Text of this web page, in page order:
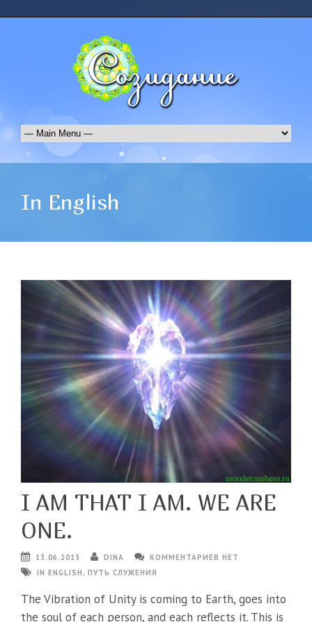
In English
I AM THAT I AM. WE ARE
ONE.
13.06.2013 DINA
КОММЕНТАРИЕВ НЕТ
IN ENGLISH , ПУТЬ СЛУЖЕНИЯ
The Vibration of Unity is coming to Earth, goes into
the soul of each person, and each reflects it. This is